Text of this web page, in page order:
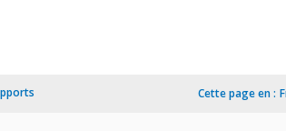
Cette page en :